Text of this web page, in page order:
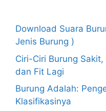
Download Suara
Jenis Burung )
Ciri-Ciri Burung
dan Fit Lagi
Burung Adalah:
Klasifikasinya